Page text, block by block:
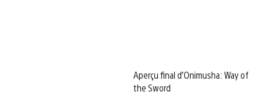
Aperçu final d’Onimusha: Way of
the Sword